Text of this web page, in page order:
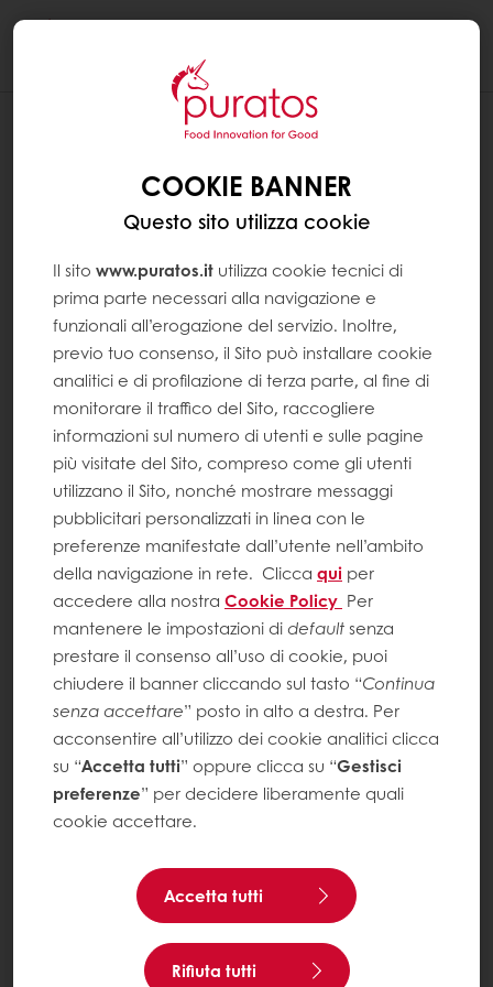
COOKIE BANNER
Questo sito utilizza cookie
Il sito www.puratos.it utilizza cookie tecnici di
prima parte necessari alla navigazione e
funzionali all’erogazione del servizio. Inoltre,
previo tuo consenso, il Sito può installare cookie
analitici e di profilazione di terza parte, al fine di
monitorare il traffico del Sito, raccogliere
informazioni sul numero di utenti e sulle pagine
più visitate del Sito, compreso come gli utenti
utilizzano il Sito, nonché mostrare messaggi
pubblicitari personalizzati in linea con le
preferenze manifestate dall’utente nell’ambito
della navigazione in rete. Clicca qui per
accedere alla nostra Cookie Policy Per
mantenere le impostazioni didefaultsenza
prestare il consenso all’uso di cookie, puoi
chiudere il banner cliccando sul tasto “Continua
senza accettare” posto in alto a destra. Per
acconsentire all’utilizzo dei cookie analitici clicca
su “Accetta tutti” oppure clicca su “Gestisci
preferenze” per decidere liberamente quali
cookie accettare.
Accetta tutti
Rifiuta tutti